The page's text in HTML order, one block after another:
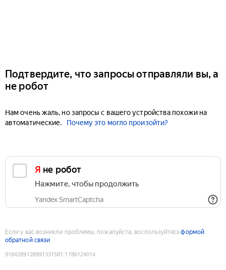
Подтвердите, что запросы отправляли вы, а
не робот
Нам очень жаль, но запросы с вашего устройства похожи на
автоматические.
Почему это могло произойти?
Я не робот
Нажмите, чтобы продолжить
Yandex SmartCaptcha
Если у вас возникли проблемы, пожалуйста, воспользуйтесьформой
обратной связи
9184289128991331581 :1786124014